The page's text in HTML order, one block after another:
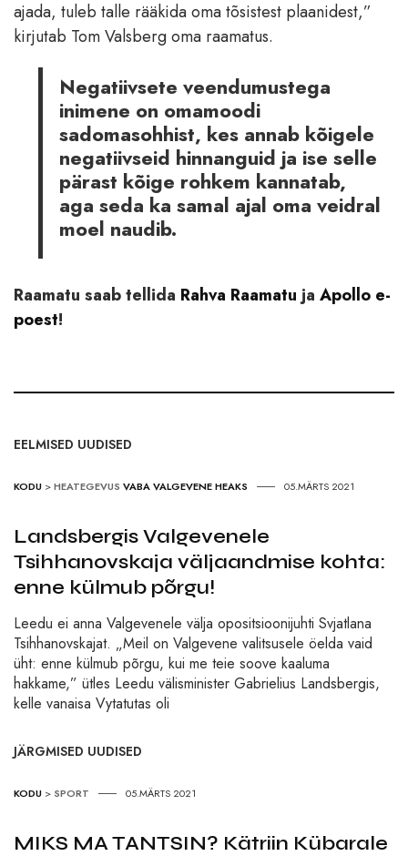
ajada, tuleb talle rääkida oma tõsistest plaanidest,”
kirjutab Tom Valsberg oma raamatus.
Negatiivsete veendumustega
inimene on omamoodi
sadomasohhist, kes annab kõigele
negatiivseid hinnanguid ja ise selle
pärast kõige rohkem kannatab,
aga seda ka samal ajal oma veidral
moel naudib.
Raamatu saab tellida Rahva Raamatu ja Apollo e-
poest!
EELMISED UUDISED
KODU >HEATEGEVUS VABA VALGEVENE HEAKS 05.MÄRTS 2021
Landsbergis Valgevenele
Tsihhanovskaja väljaandmise kohta:
enne külmub põrgu!
Leedu ei anna Valgevenele välja opositsioonijuhti Svjatlana
Tsihhanovskajat. „Meil on Valgevene valitsusele öelda vaid
üht: enne külmub põrgu, kui me teie soove kaaluma
hakkame,” ütles Leedu välisminister Gabrielius Landsbergis,
kelle vanaisa Vytatutas oli
JÄRGMISED UUDISED
KODU > SPORT 05.MÄRTS 2021
MIKS MA TANTSIN? Kätriin Kübarale